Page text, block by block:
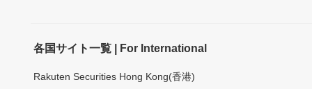
各国サイト一覧 | For International
Rakuten Securities Hong Kong(香港)